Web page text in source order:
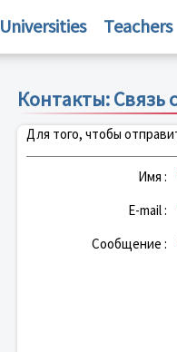
Universities Teachers
Контакты: Связь
Для того, чтобы
Имя :
E-mail :
Сообщение :